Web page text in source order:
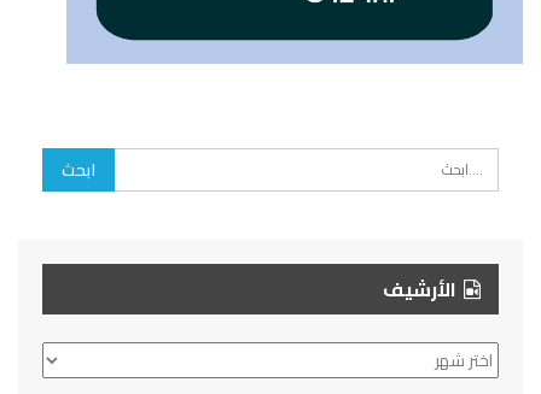
الأرشيف
الأرشيف